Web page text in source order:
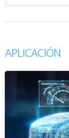
APLICACIÓN